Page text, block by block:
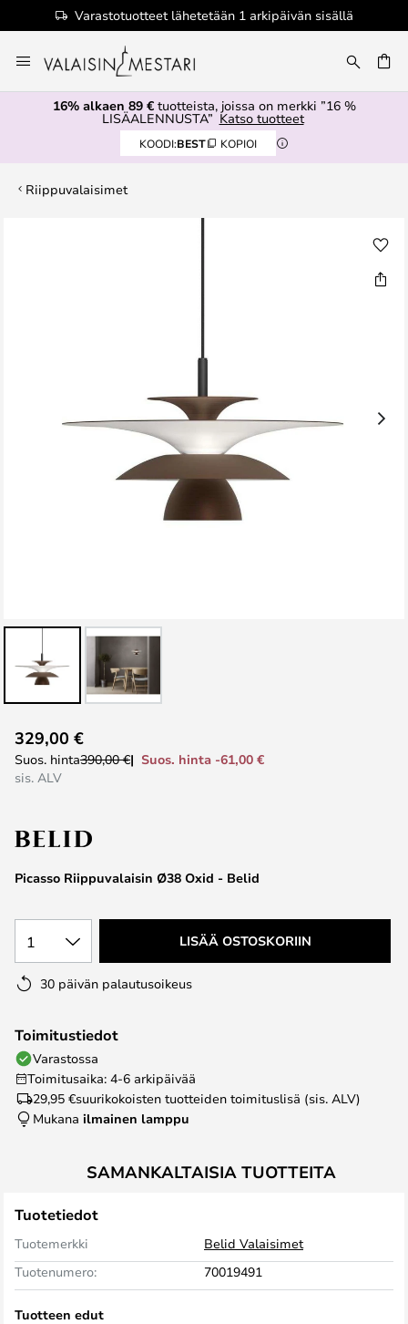
Varastotuotteet lähetetään 1 arkipäivän sisällä
to
Content
16% alkaen 89 €tuotteista, joissa on merkki ”16 %
LISÄALENNUSTA” Katso tuotteet
KOODI:BEST KOPIOI
Riippuvalaisimet
to
the
the
gallery
Picasso Riippuvalaisin Ø38 Oxid - Belid
329,00 €
Suos. hinta390,00 €
Suos. hinta -61,00 €
sis. ALV
1 LISÄÄ OSTOSKORIIN
30 päivän palautusoikeus
Toimitustiedot
Varastossa
Toimitusaika: 4-6 arkipäivää
29,95 €suurikokoisten tuotteiden toimituslisä (sis. ALV)
Mukana ilmainen lamppu
SAMANKALTAISIA TUOTTEITA
Tuotetiedot
Tuotemerkki
Belid Valaisimet
Tuotenumero:
70019491
Tuotteen edut